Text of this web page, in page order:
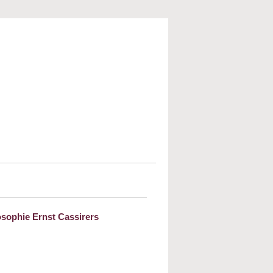
Ernst Cassirers